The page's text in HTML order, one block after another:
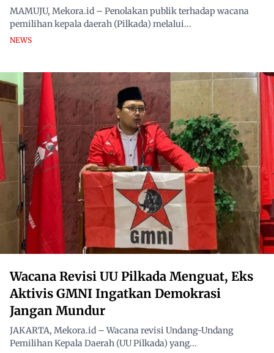
MAMUJU, Mekora.id – Penolakan publik terhadap wacana
pemilihan kepala daerah (Pilkada) melalui...
NEWS
Wacana Revisi UU Pilkada Menguat, Eks
Aktivis GMNI Ingatkan Demokrasi
Jangan Mundur
JAKARTA, Mekora.id – Wacana revisi Undang-Undang
Pemilihan Kepala Daerah (UU Pilkada) yang...